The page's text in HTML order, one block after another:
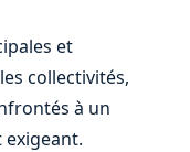
et
collectivités,
à un